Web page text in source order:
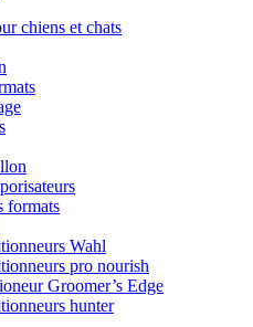
chiens et chats
formats
Wahl
pro nourish
Groomer’s Edge
hunter